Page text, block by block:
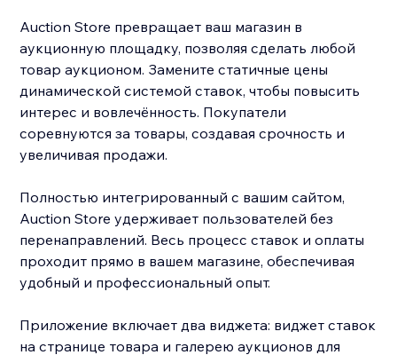
Auction Store превращает ваш магазин в
аукционную площадку, позволяя сделать любой
товар аукционом. Замените статичные цены
динамической системой ставок, чтобы повысить
интерес и вовлечённость. Покупатели
соревнуются за товары, создавая срочность и
увеличивая продажи.
Полностью интегрированный с вашим сайтом,
Auction Store удерживает пользователей без
перенаправлений. Весь процесс ставок и оплаты
проходит прямо в вашем магазине, обеспечивая
удобный и профессиональный опыт.
Приложение включает два виджета: виджет ставок
на странице товара и галерею аукционов для